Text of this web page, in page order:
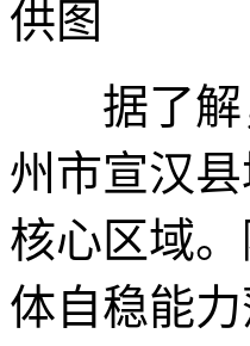
供图
据了解，
州市宣汉
核心区域
体自稳能